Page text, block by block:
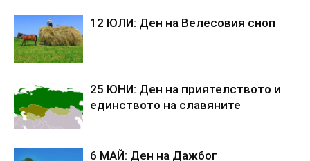
12 ЮЛИ: Ден на Велесовия сноп
25 ЮНИ: Ден на приятелството и
единството на славяните
6 МАЙ: Ден на Дажбог